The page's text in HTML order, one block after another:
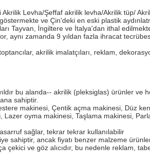
Levha/Şeffaf akrilik levha/Akrilik tüp/
ve Çin'deki en eski plastik
Tayvan, İngiltere ve İtalya'dan ithal
aynı zamanda 9 yıldan fazla ihracat
akrilik imalatçıları, reklam,
bu alanda-- akrilik (pleksiglas) ürünler ve
sahiptir.
makinesi, Çentik açma makinesi, Düz
oyma makinesi, Taşlama makinesi,
sağlar, tekrar tekrar kullanılabilir
sahiptir, ancak fiyatı benzer malzeme
çekici ve göz alıcıdır, bu nedenle reklam,